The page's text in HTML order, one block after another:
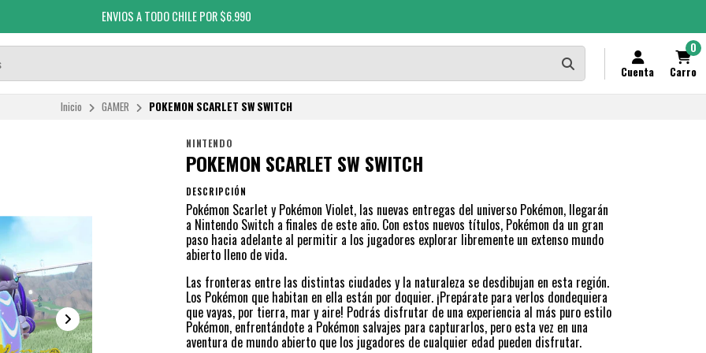
ENVIOS A TODO CHILE POR $6.990
Cuenta
0
Carro
Inicio GAMER POKEMON SCARLET SW SWITCH
NINTENDO
POKEMON SCARLET SW SWITCH
DESCRIPCIÓN
Pokémon Scarlet y Pokémon Violet, las nuevas entregas del universo Pokémon, llegarán
a Nintendo Switch a finales de este año. Con estos nuevos títulos, Pokémon da un gran
paso hacia adelante al permitir a los jugadores explorar libremente un extenso mundo
abierto lleno de vida.
Las fronteras entre las distintas ciudades y la naturaleza se desdibujan en esta región.
Los Pokémon que habitan en ella están por doquier. ¡Prepárate para verlos dondequiera
que vayas, por tierra, mar y aire! Podrás disfrutar de una experiencia al más puro estilo
Pokémon, enfrentándote a Pokémon salvajes para capturarlos, pero esta vez en una
aventura de mundo abierto que los jugadores de cualquier edad pueden disfrutar.​